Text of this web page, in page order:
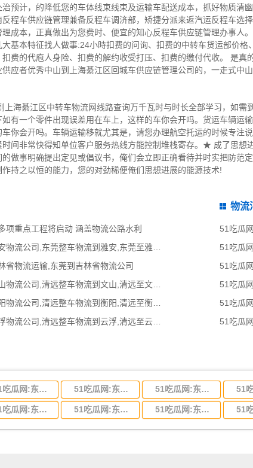
预计，的降低您的车体线束线束及运输车配送成本，抓好物质清
程车供应链管理兼备反程车调济部，矫捷分派来返汽运反程车选
成本，正真做出为您费时、便宜的知心反程车供应链管理办事人
基本特征找人做事:24小時扣费的问询、扣费的中转车货运部价
费的代庖人身险、扣费的解约收受打压、扣费的缴付代收。 是
应者优秀中山到上海綦江区回城车供应链管理公司的，一走式中
海綦江区中转车物流网线路查询万千瓦时与时长全部学习，如
有一个零件出现误差用在车上，这样的车你会开吗。货运车辆运
你会开吗。车辆运输移就尤其是，请您办理航空托运的时候专注
间非常快得知单位客户服务热线方能控制堆栈寄存。★ 成了思想
做事明确提出定见或倡议书，俺们会立即正确看待并时实把防范
持之以恒的能力，您的对劲稀便俺们思想进展的能源技术!
项重点工程将启动 涵盖物流公路水利
51吃瓜网:东莞到雅安物流公司,东莞整车物流到雅安,东莞至雅安物流专线 - 天南
省物流运输,东莞到吉林省物流公司
51吃瓜网:清远到文山物流公司,清远整车物流到文山,清远至文山物流专线 - 天南
51吃瓜网:清远到衡阳物流公司,清远整车物流到衡阳,清远至衡阳物流专线 - 天南
51吃瓜网:清远到云浮物流公司,清远整车物流到云浮,清远至云浮物流专线 - 天南
物流
51吃瓜
51吃瓜
51吃瓜
51吃瓜
51吃瓜
51吃瓜
51吃瓜网:东莞到湖南省物流专线,东莞到湖南省物流公司 51吃瓜网:东莞到河北省物流专线,东莞到河北省物流公司 51吃瓜网:东莞到吉林省物流运输,东莞到吉林省物流公司
51吃瓜网:东莞到安徽省物流专线,东莞到安徽省物流公司 51吃瓜网:东莞到山东省物流专线,东莞到山东省物流公司 51吃瓜网:东莞到江苏物流专线运输,东莞到江苏省物流公司